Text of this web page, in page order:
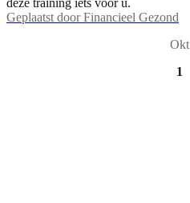
Geplaatst door Financieel Gezond
Okt
1